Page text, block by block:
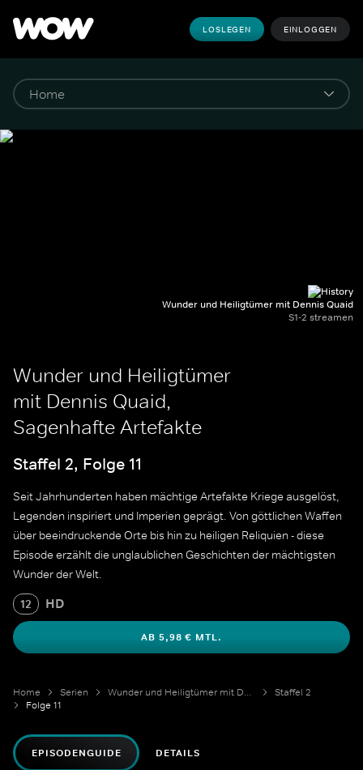
LOSLEGEN EINLOGGEN
Wunder und Heiligtümer mit Dennis Quaid
S1-2 streamen
Wunder und Heiligtümer
mit Dennis Quaid,
Sagenhafte Artefakte
Staffel 2, Folge 11
Seit Jahrhunderten haben mächtige Artefakte Kriege ausgelöst,
Legenden inspiriert und Imperien geprägt. Von göttlichen Waffen
über beeindruckende Orte bis hin zu heiligen Reliquien - diese
Episode erzählt die unglaublichen Geschichten der mächtigsten
Wunder der Welt.
12 HD
AB 5,98 € MTL.
Home Serien Wunder und Heiligtümer mit Dennis Quaid
Staffel 2
Folge 11
EPISODENGUIDE DETAILS